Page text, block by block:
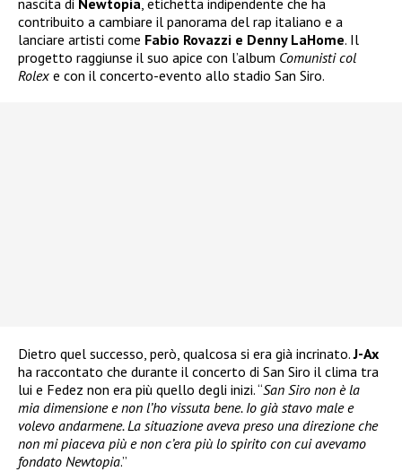
nascita di Newtopia, etichetta indipendente che ha
contribuito a cambiare il panorama del rap italiano e a
lanciare artisti come Fabio Rovazzi e Denny LaHome. Il
progetto raggiunse il suo apice con l’album Comunisti col
Rolex e con il concerto-evento allo stadio San Siro.
Dietro quel successo, però, qualcosa si era già incrinato.J-Ax
ha raccontato che durante il concerto di San Siro il clima tra
lui e Fedez non era più quello degli inizi. “San Siro non è la
mia dimensione e non l’ho vissuta bene. Io già stavo male e
volevo andarmene. La situazione aveva preso una direzione che
non mi piaceva più e non c’era più lo spirito con cui avevamo
fondato Newtopia.”